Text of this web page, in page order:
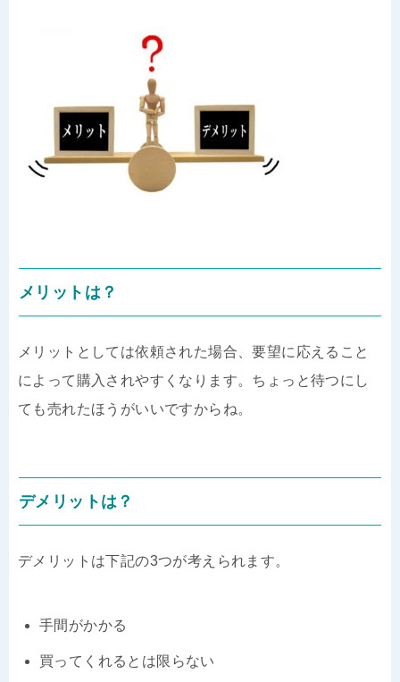
メリットは？
メリットとしては依頼された場合、要望に応えること
によって購入されやすくなります。ちょっと待つにし
ても売れたほうがいいですからね。
デメリットは？
デメリットは下記の3つが考えられます。
手間がかかる
買ってくれるとは限らない